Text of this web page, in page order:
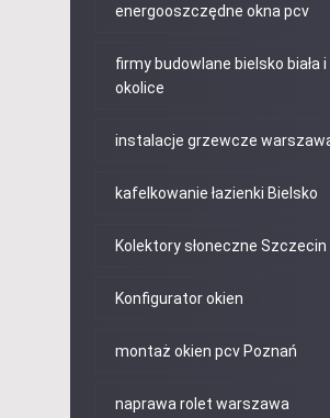
energooszczędne okna pcv
firmy budowlane bielsko biała i
okolice
instalacje grzewcze
kafelkowanie łazienki Bielsko
Kolektory słoneczne Szczecin
Konfigurator okien
montaż okien pcv Poznań
naprawa rolet warszawa